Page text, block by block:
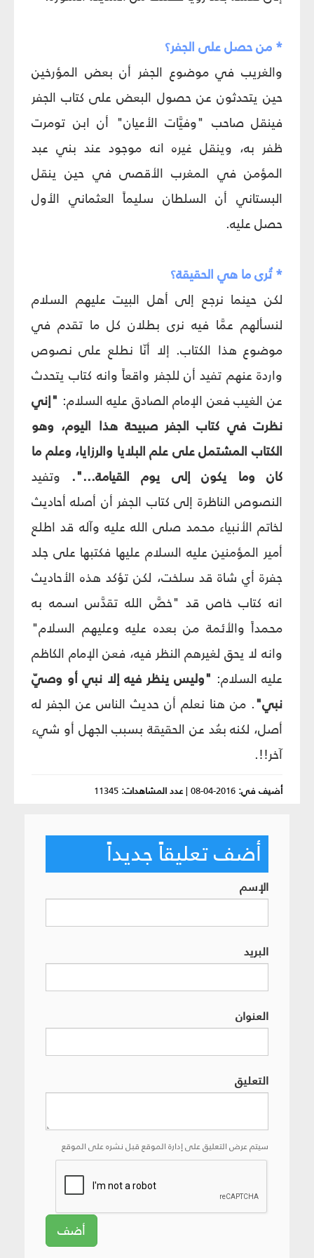
* من حصل على الجفر؟
والغريب في موضوع الجفر أن بعض المؤرخين
حين يتحدثون عن حصول البعض على كتاب الجفر
فينقل صاحب "وفيَّات الأعيان" أن ابن تومرت
ظفر به، وينقل غيره انه موجود عند بني عبد
المؤمن في المغرب الأقصى في حين ينقل
البستاني أن السلطان سليماً العثماني الأول
حصل عليه.
* تُرى ما هي الحقيقة؟
لكن حينما نرجع إلى أهل البيت عليهم السلام
لنسألهم عمَّا فيه نرى بطلان كل ما تقدم في
موضوع هذا الكتاب. إلا أنّا نطلع على نصوص
واردة عنهم تفيد أن للجفر واقعاً وانه كتاب يتحدث
عن الغيب فعن الإمام الصادق عليه السلام: "إني
نظرت في كتاب الجفر صبيحة هذا اليوم، وهو
الكتاب المشتمل على علم البلايا والرزايا، وعلم ما
كان وما يكون إلى يوم القيامة...". وتفيد
النصوص الناظرة إلى كتاب الجفر أن أصله أحاديث
لخاتم الأنبياء محمد صلى الله عليه وآله قد اطلع
أمير المؤمنين عليه السلام عليها فكتبها على جلد
جفرة أي شاة قد سلخت، لكن تؤكد هذه الأحاديث
انه كتاب خاص قد "خصّ‏َ الله تقدَّس اسمه به
محمداً والأئمة من بعده عليه وعليهم السلام"
وانه لا يحق لغيرهم النظر فيه، فعن الإمام الكاظم
عليه السلام: "وليس ينظر فيه إلا نبي أو وصيّ
نبي". من هنا نعلم أن حديث الناس عن الجفر له
أصل، لكنه بعُد عن الحقيقة بسبب الجهل أو شي‏ء
آخر!!.
أضيف في: 2016-04-08
|عدد المشاهدات: 11345
أضف تعليقاً جديداً
الإسم
البريد
العنوان
التعليق
سيتم عرض التعليق على إدارة الموقع قبل نشره على الموقع
أضف